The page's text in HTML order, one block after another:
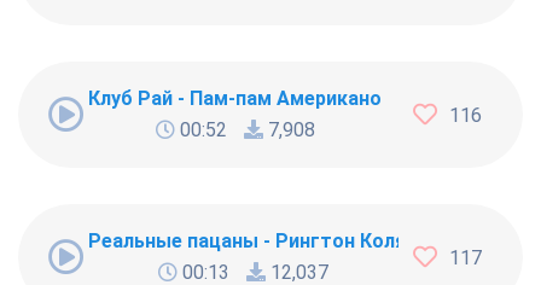
Клуб Рай - Пам-пам Американо
00:52
7,908
116
Реальные пацаны - Рингтон Коляна
00:13
12,037
117